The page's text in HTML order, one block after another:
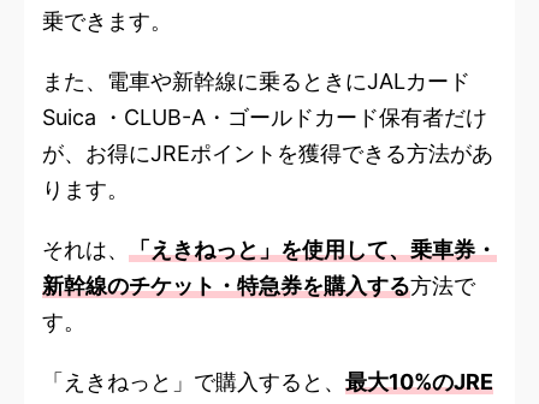
乗できます。
また、電車や新幹線に乗るときにJALカード
Suica ・CLUB-A・ゴールドカード保有者だけ
が、お得にJREポイントを獲得できる方法があ
ります。
それは、 「えきねっと」を使用して、乗車券・
新幹線のチケット・特急券を購入する方法で
す。
「えきねっと」で購入すると、 最大10%のJRE